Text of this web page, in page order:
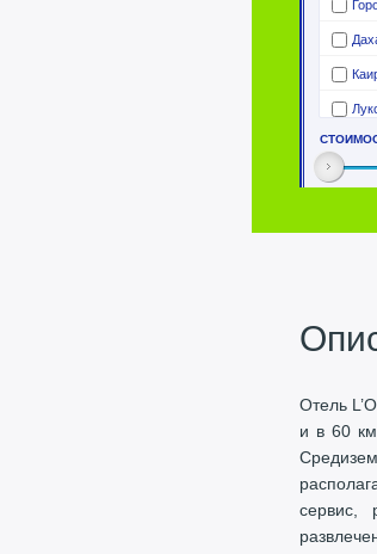
Отель
и в 60
сервис,